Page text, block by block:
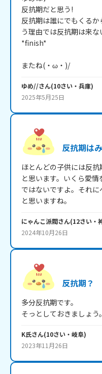
反抗期だと思う!
反抗期は誰にでもくる
う理由では反抗期は来
*finish*
またね(・ω・)/
ゆめ//さん(10さい・ 兵庫)
2025年5月25日
反抗期は
ほとんどの子供には反
と思います。いくら愛
ではないですよ。それ
と思いますね。
にゃんこ派閥さん(12さい・
2024年10月26日
反抗期？
多分反抗期です。
そっとしておきましょう。
K氏さん(10さい・ 岐阜)
2023年11月26日